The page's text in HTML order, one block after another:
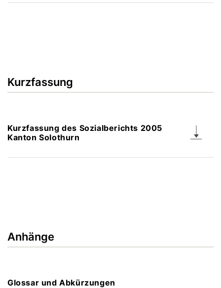
Kurzfassung
Kurzfassung des Sozialberichts 2005
Kanton Solothurn
Anhänge
Glossar und Abkürzungen